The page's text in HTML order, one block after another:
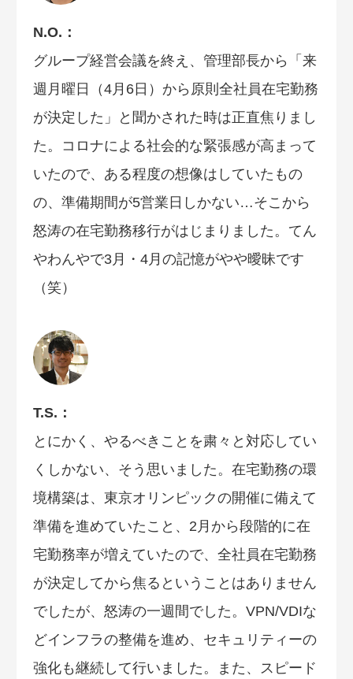
N.O.：
グループ経営会議を終え、管理部長から「来
週月曜日（4月6日）から原則全社員在宅勤務
が決定した」と聞かされた時は正直焦りまし
た。コロナによる社会的な緊張感が高まって
いたので、ある程度の想像はしていたもの
の、準備期間が5営業日しかない…そこから
怒涛の在宅勤務移行がはじまりました。てん
やわんやで3月・4月の記憶がやや曖昧です
（笑）
T.S.：
とにかく、やるべきことを粛々と対応してい
くしかない、そう思いました。在宅勤務の環
境構築は、東京オリンピックの開催に備えて
準備を進めていたこと、2月から段階的に在
宅勤務率が増えていたので、全社員在宅勤務
が決定してから焦るということはありません
でしたが、怒涛の一週間でした。VPN/VDIな
どインフラの整備を進め、セキュリティーの
強化も継続して行いました。また、スピード